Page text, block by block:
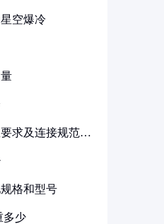
空爆冷
求及连接规范详
格和型号
多少